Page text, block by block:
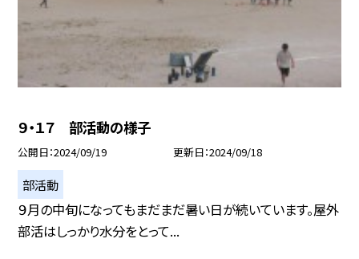
９・１７ 部活動の様子
公開日 2024/09/19 更新日 2024/09/18
部活動
９月の中旬になってもまだまだ暑い日が続いています。屋外
部活はしっかり水分をとって...